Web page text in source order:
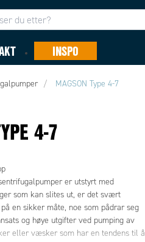
INSPO
MAGSON Type 4-7
4-7
er utstyrt med
som kan slites ut, er det svært
en sikker måte, noe som pådrar seg
og høye utgifter ved pumping av
eller væsker som har en tendens til å